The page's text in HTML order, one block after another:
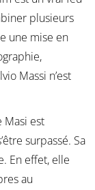
plusieurs
une mise en
Massi n’est
Masi est
surpassé. Sa
En effet, elle
au